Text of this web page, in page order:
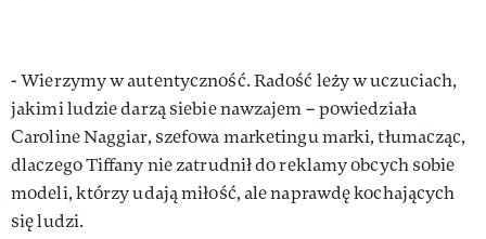
- Wierzymy w autentyczność. Radość leży w uczuciach,
jakimi ludzie darzą siebie nawzajem – powiedziała
Caroline Naggiar, szefowa marketingu marki, tłumacząc,
dlaczego Tiffany nie zatrudnił do reklamy obcych sobie
modeli, którzy udają miłość, ale naprawdę kochających
się ludzi.